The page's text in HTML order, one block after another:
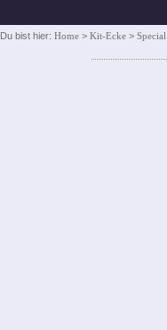
Du bist hier: Home > Kit-Ecke >